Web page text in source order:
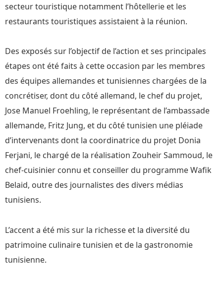
secteur touristique notamment l’hôtellerie et les
restaurants touristiques assistaient à la réunion.
Des exposés sur l’objectif de l’action et ses principales
étapes ont été faits à cette occasion par les membres
des équipes allemandes et tunisiennes chargées de la
concrétiser, dont du côté allemand, le chef du projet,
Jose Manuel Froehling, le représentant de l’ambassade
allemande, Fritz Jung, et du côté tunisien une pléiade
d’intervenants dont la coordinatrice du projet Donia
Ferjani, le chargé de la réalisation Zouheir Sammoud, le
chef-cuisinier connu et conseiller du programme Wafik
Belaid, outre des journalistes des divers médias
tunisiens.
L’accent a été mis sur la richesse et la diversité du
patrimoine culinaire tunisien et de la gastronomie
tunisienne.